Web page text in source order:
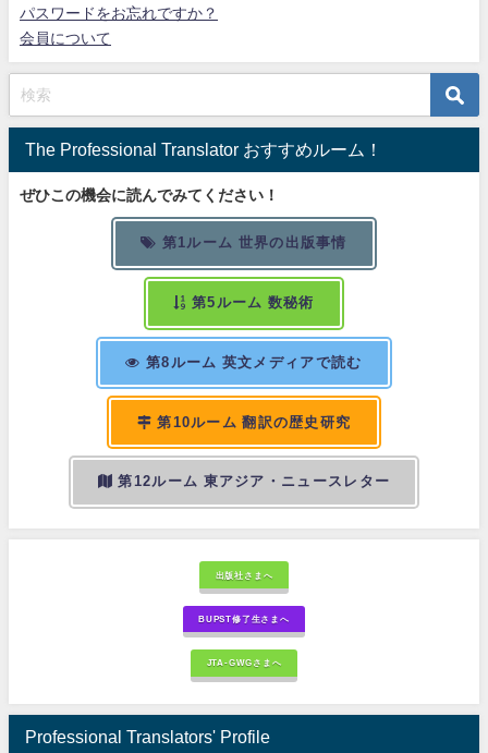
パスワードをお忘れですか？
会員について
The Professional Translator おすすめルーム！
ぜひこの機会に読んでみてください！
第1ルーム 世界の出版事情
第5ルーム 数秘術
第8ルーム 英文メディアで読む
第10ルーム 翻訳の歴史研究
第12ルーム 東アジア・ニュースレター
出版社さまへ
BUPST修了生さまへ
JTA-GWGさまへ
Professional Translators' Profile